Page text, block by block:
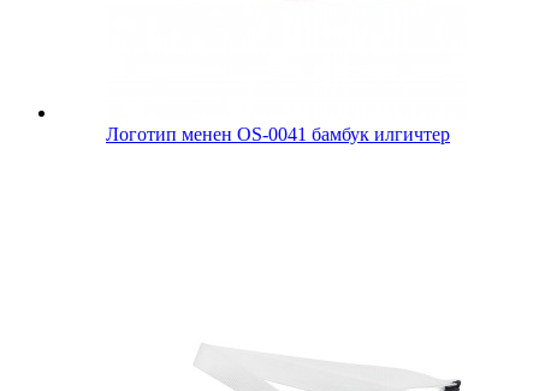
Логотип менен OS-0041 бамбук илгичтер